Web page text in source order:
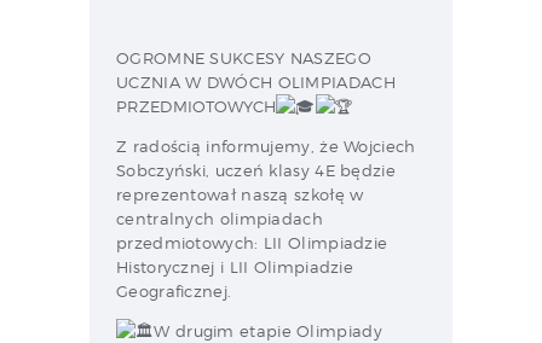
OGROMNE SUKCESY NASZEGO
UCZNIA W DWÓCH OLIMPIADACH
PRZEDMIOTOWYCH
Z radością informujemy, że Wojciech
Sobczyński, uczeń klasy 4E będzie
reprezentował naszą szkołę w
centralnych olimpiadach
przedmiotowych: LII Olimpiadzie
Historycznej i LII Olimpiadzie
Geograficznej.
W drugim etapie Olimpiady